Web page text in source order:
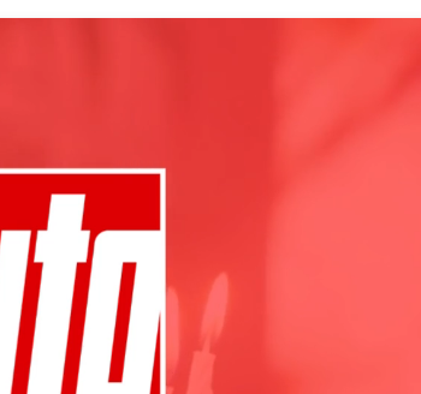
perfekt in den content integriert sind
programmatic ads für maximale